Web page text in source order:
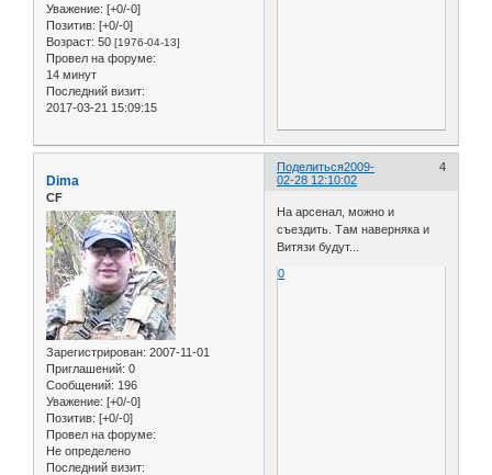
Уважение: [+0/-0]
Позитив: [+0/-0]
Возраст: 50 [1976-04-13]
Провел на форуме:
14 минут
Последний визит:
2017-03-21 15:09:15
Поделиться 4
2009-
02-28 12:10:02
Dima
CF
Зарегистрирован: 2007-11-01
Приглашений: 0
Сообщений: 196
Уважение: [+0/-0]
Позитив: [+0/-0]
Провел на форуме:
Не определено
Последний визит:
На арсенал, можно и
съездить. Там наверняка и
Витязи будут...
0